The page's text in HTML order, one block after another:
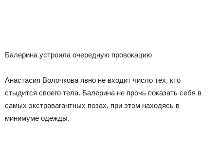
Балерина устроила очередную провокацию
Анастасия Волочкова явно не входит число тех, кто
стыдится своего тела. Балерина не прочь показать себя в
самых экстравагантных позах, при этом находясь в
минимуме одежды.